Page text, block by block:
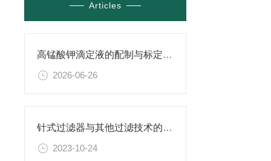
Articles
高锰酸钾滴定液的配制与标定全流程解析
2026-06-26
针式过滤器与其他过滤技术的比较
2023-10-24